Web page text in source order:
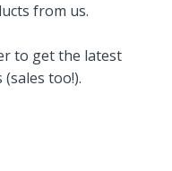
from us.
to get the latest
too!).